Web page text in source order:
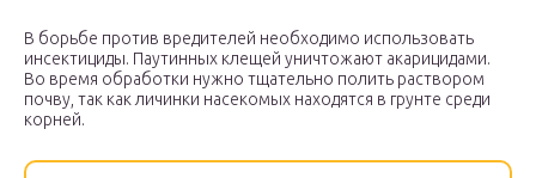
В борьбе против вредителей необходимо использовать
инсектициды. Паутинных клещей уничтожают акарицидами.
Во время обработки нужно тщательно полить раствором
почву, так как личинки насекомых находятся в грунте среди
корней.